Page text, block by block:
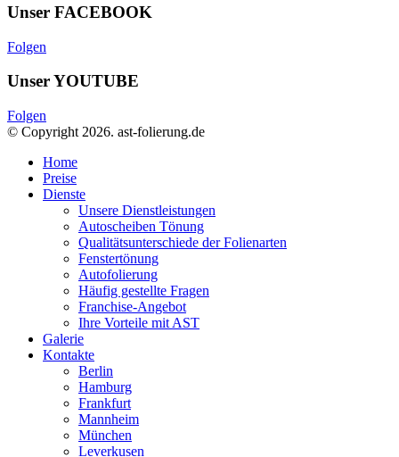
Unser FACEBOOK
Folgen
Unser YOUTUBE
Folgen
© Copyright 2026. ast-folierung.de
Home
Preise
Dienste
Unsere Dienstleistungen
Autoscheiben Tönung
Qualitätsunterschiede der Folienarten
Fenstertönung
Autofolierung
Häufig gestellte Fragen
Franchise-Angebot
Ihre Vorteile mit AST
Galerie
Kontakte
Berlin
Hamburg
Frankfurt
Mannheim
München
Leverkusen